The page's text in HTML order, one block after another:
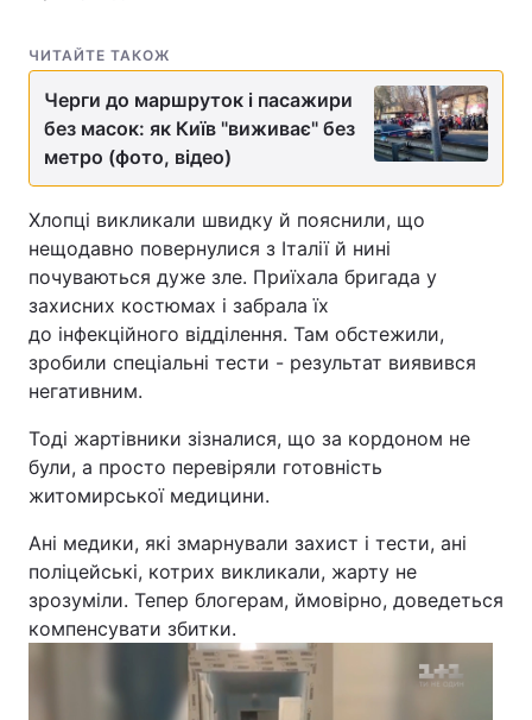
ЧИТАЙТЕ ТАКОЖ
Черги до маршруток і пасажири
без масок: як Київ "виживає" без
метро (фото, відео)
Хлопці викликали швидку й пояснили, що
нещодавно повернулися з Італії й нині
почуваються дуже зле. Приїхала бригада у
захисних костюмах і забрала їх
до інфекційного відділення. Там обстежили,
зробили спеціальні тести - результат виявився
негативним.
Тоді жартівники зізналися, що за кордоном не
були, а просто перевіряли готовність
житомирської медицини.
Ані медики, які змарнували захист і тести, ані
поліцейські, котрих викликали, жарту не
зрозуміли. Тепер блогерам, ймовірно, доведеться
компенсувати збитки.